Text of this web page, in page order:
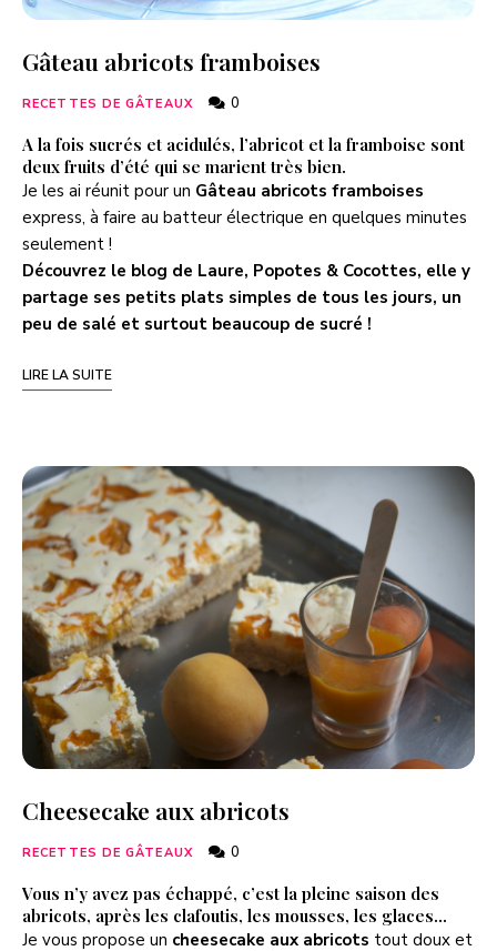
Gâteau abricots framboises
RECETTES DE GÂTEAUX 0
A la fois sucrés et acidulés, l’abricot et la framboise sont
deux fruits d’été qui se marient très bien.
Je les ai réunit pour un Gâteau abricots framboises
express, à faire au batteur électrique en quelques minutes
seulement !
Découvrez le blog de Laure, Popotes & Cocottes, elle y
partage ses petits plats simples de tous les jours, un
peu de salé et surtout beaucoup de sucré !
LIRE LA SUITE
Cheesecake aux abricots
RECETTES DE GÂTEAUX 0
Vous n’y avez pas échappé, c’est la pleine saison des
abricots, après les clafoutis, les mousses, les glaces…
Je vous propose un cheesecake aux abricots tout doux et